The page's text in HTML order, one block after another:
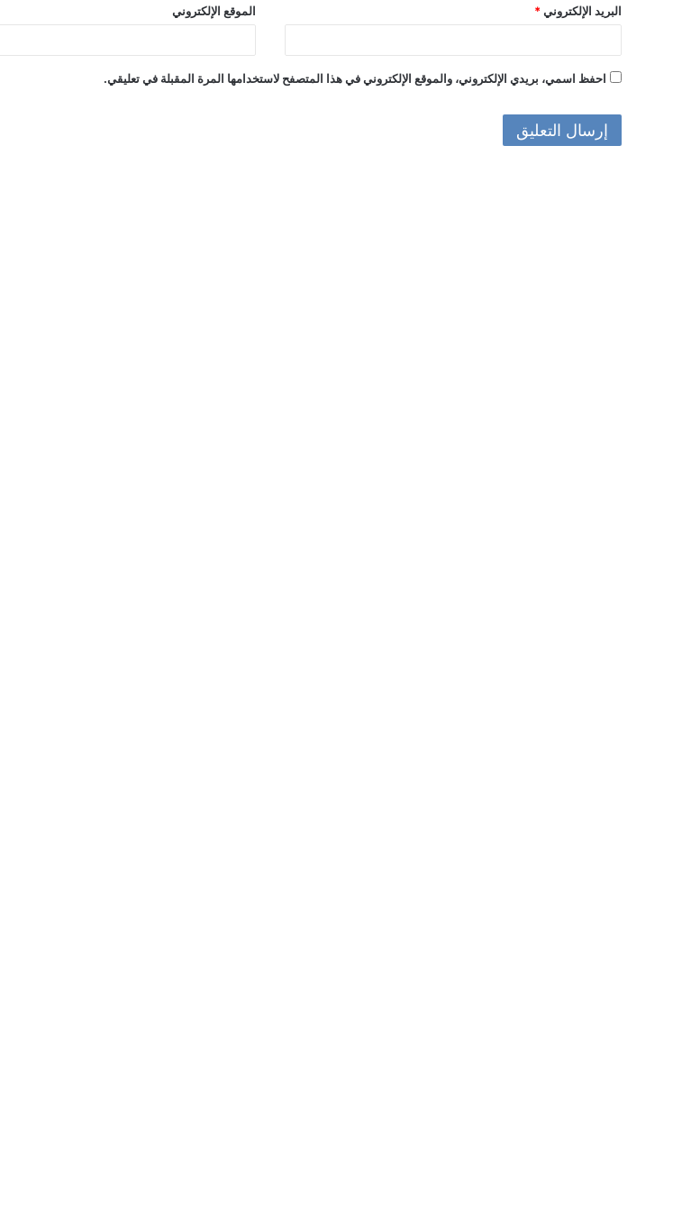
البريد الإلكتروني * الموقع الإلكتروني
احفظ اسمي، بريدي الإلكتروني، والموقع الإلكتروني في هذا المتصفح لاستخدامها المرة المقبلة في تعليقي.